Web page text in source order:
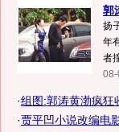
郭
扬
年
者
08-
·组图:郭涛黄渤疯狂
·贾平凹小说改编电